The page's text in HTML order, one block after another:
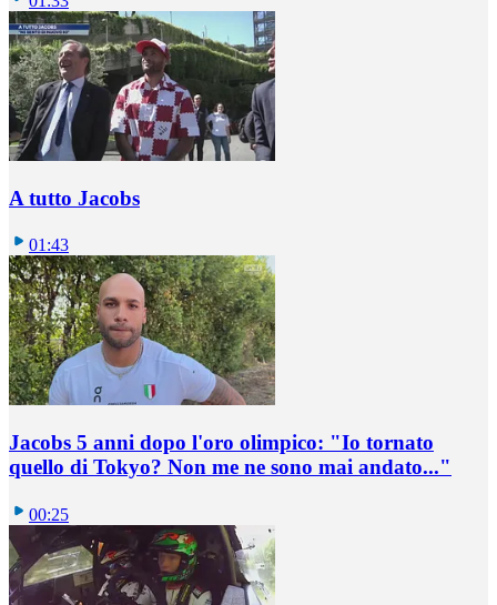
A tutto Jacobs
01:43
Jacobs 5 anni dopo l'oro olimpico: "Io tornato
quello di Tokyo? Non me ne sono mai andato..."
00:25